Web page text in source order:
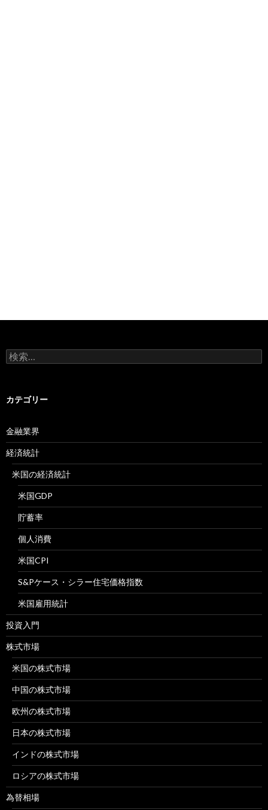
検
索:
カテゴリー
金融業界
経済統計
米国の経済統計
米国GDP
貯蓄率
個人消費
米国CPI
S&Pケース・シラー住宅価格指数
米国雇用統計
投資入門
株式市場
米国の株式市場
中国の株式市場
欧州の株式市場
日本の株式市場
インドの株式市場
ロシアの株式市場
為替相場